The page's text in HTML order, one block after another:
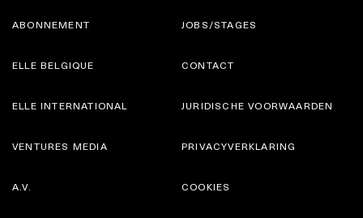
ABONNEMENT
ELLE BELGIQUE
JOBS/STAGES
CONTACT
ELLE INTERNATIONAL
VENTURES MEDIA
JURIDISCHE VOORWAARDEN
PRIVACYVERKLARING
A.V. COOKIES